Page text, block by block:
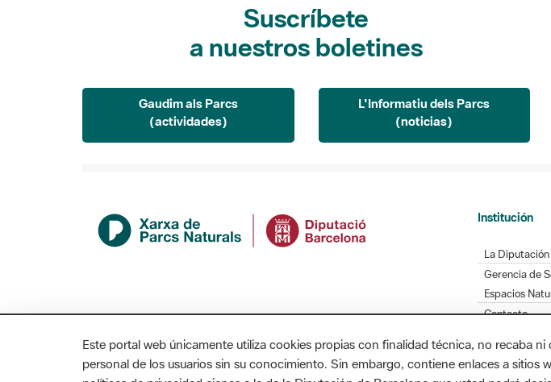
Suscríbete
a nuestros boletines
Gaudim als Parcs
(actividades)
L'Informatiu dels Parcs
(noticias)
Institución
La
Gerencia de
Espacios
Contacto
Este portal web únicamente utiliza cookies propias con finalidad técnica, no recaba
personal de los usuarios sin su conocimiento. Sin embargo, contiene enlaces a sitios